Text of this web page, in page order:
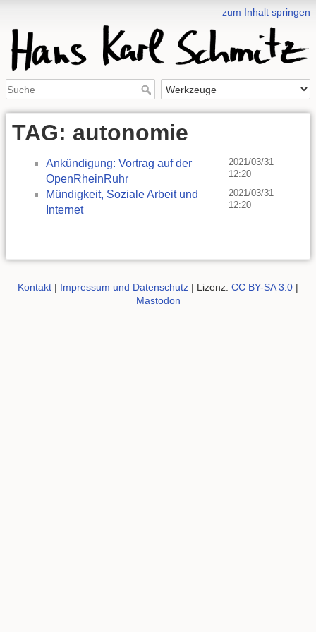
zum Inhalt springen
TAG: autonomie
Ankündigung: Vortrag auf der
OpenRheinRuhr
2021/03/31
12:20
Mündigkeit, Soziale Arbeit und
Internet
2021/03/31
12:20
Kontakt | Impressum und Datenschutz | Lizenz: CC BY-SA 3.0 |
Mastodon